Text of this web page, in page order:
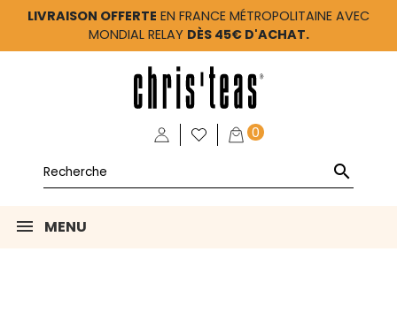
LIVRAISON OFFERTE EN FRANCE MÉTROPOLITAINE AVEC
MONDIAL RELAY DÈS 45€ D'ACHAT.
0

MENU